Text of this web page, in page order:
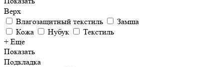
Верх
Влагозащитный текстиль
Замша
Кожа
Нубук
Текстиль
+ Еще
Показать
Подкладка